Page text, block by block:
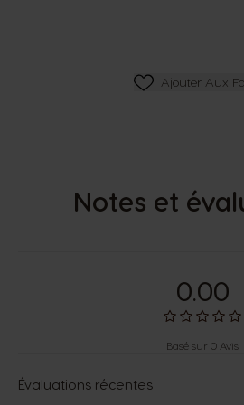
Ajouter Aux
Ajouter Aux
Notes et
0.00
Basé sur 0 Avis
Évaluations récentes